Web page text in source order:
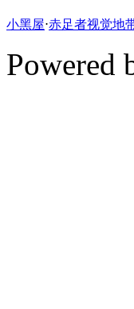
小黑屋⋅赤足者视觉地
Powered